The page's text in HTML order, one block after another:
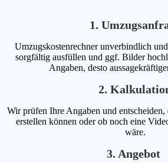
1.
Umzugskostenrechner unverbindlich
sorgfältig ausfüllen und ggf. Bilder
Angaben, desto
2.
Wir prüfen Ihre Angaben und
erstellen können oder ob noch eine
wäre.
3. Angebot